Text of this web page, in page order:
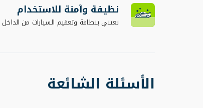
نظيفة وآمنة للاستخدام
نعتني بنظافة وتعقيم السيارات من
الأسئلة الشائعة